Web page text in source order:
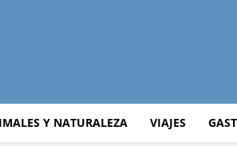
Curiosidades
Y NATURALEZA VIAJES